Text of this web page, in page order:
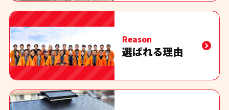
Reason
選ばれる理由